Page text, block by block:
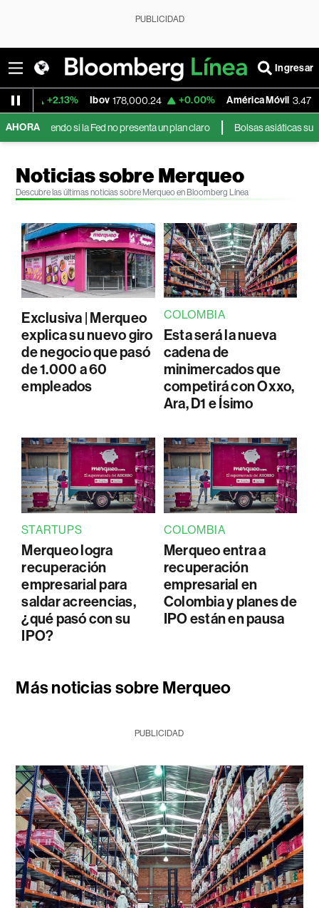
PUBLICIDAD
Ingresar
Ibov 178,000.24 +0.00% América Móvil 3.47 +6.44%
AHORAsi la Fed no presenta un plan claro Bolsas asiáticas suben
Noticias sobre Merqueo
Descubre las últimas noticias sobre Merqueo en Bloomberg Línea
Exclusiva | Merqueo
explica su nuevo giro
de negocio que pasó
de 1.000 a 60
empleados
COLOMBIA
Esta será la nueva
cadena de
minimercados que
competirá con Oxxo,
Ara, D1 e Ísimo
STARTUPS
Merqueo logra
recuperación
empresarial para
saldar acreencias,
¿qué pasó con su
IPO?
COLOMBIA
Merqueo entra a
recuperación
empresarial en
Colombia y planes de
IPO están en pausa
Más noticias sobre Merqueo
PUBLICIDAD